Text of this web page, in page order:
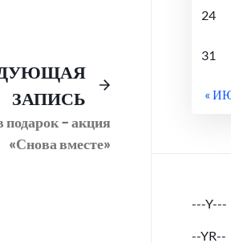
ЗАПИСЬ
подарок – акция
«Снова вместе»
24
31
«
---Y---
--YR--